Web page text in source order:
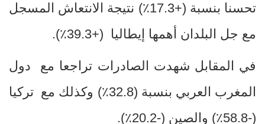
تحسنا بنسبة (+
17.3٪) نتيجة الانتعاش المسجل
مع جل البلدان أهمها إيطاليا (+39.3٪).
في المقابل شهدت الصادرات تراجعا مع دول
المغرب العربي بنسبة (32.8٪) وكذلك مع تركيا
(-58.8٪) والصين (-20.2٪).